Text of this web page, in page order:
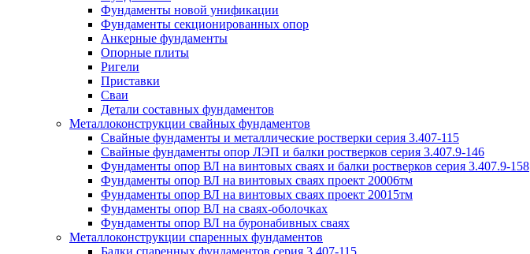
Фундаменты новой унификации
Фундаменты секционированных опор
Анкерные фундаменты
Опорные плиты
Ригели
Приставки
Сваи
Детали составных фундаментов
Металлоконструкции свайных фундаментов
Свайные фундаменты и металлические ростверки серия 3.407-115
Свайные фундаменты опор ЛЭП и балки ростверков серия 3.407.9-146
Фундаменты опор ВЛ на винтовых сваях и балки ростверков серия 3.407.9-158
Фундаменты опор ВЛ на винтовых сваях проект 20006тм
Фундаменты опор ВЛ на винтовых сваях проект 20015тм
Фундаменты опор ВЛ на сваях-оболочках
Фундаменты опор ВЛ на буронабивных сваях
Металлоконструкции спаренных фундаментов
Балки спаренных фундаментов серия 3.407-115